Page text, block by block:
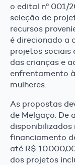
o edital nº 001/
seleção de
recursos
é direcionado a
projetos sociais
das crianças e
enfrentamento
mulheres.
As propostas
de Melgaço. De
disponibilizados
financiamento
até R$
dos projetos